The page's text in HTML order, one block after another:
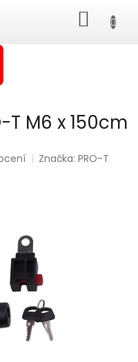
KOŠÍK
T M6 x 150cm
Značka:PRO-T